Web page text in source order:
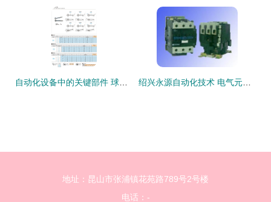
地址：昆山市张浦镇花苑路789号2号楼
电话：-